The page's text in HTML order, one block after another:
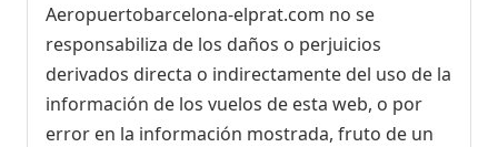
Aeropuertobarcelona-elprat.com no se
responsabiliza de los daños o perjuicios
derivados directa o indirectamente del uso de la
información de los vuelos de esta web, o por
error en la información mostrada, fruto de un